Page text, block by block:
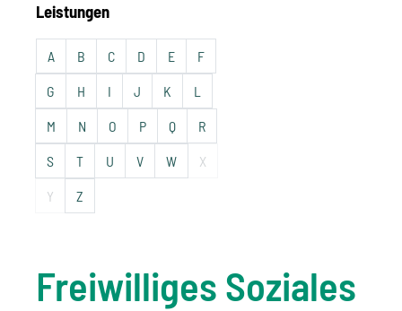
Leistungen
A B C D E F
G H I J K L
M N O P Q R
S T U V W X
Y Z
Freiwilliges Soziales